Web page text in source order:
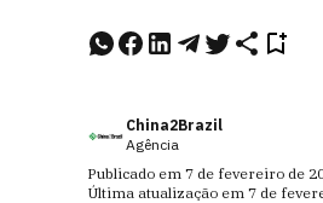
China2Brazil
Agência
Publicado em 7 de fevereiro de
Última atualização em 7 de